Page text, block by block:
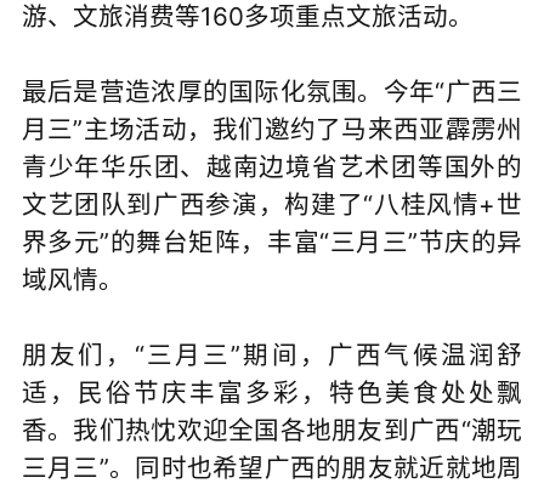
游、文旅消费等160多项重点文旅活动。
最后是营造浓厚的国际化氛围。今年“广西三
月三”主场活动，我们邀约了马来西亚霹雳州
青少年华乐团、越南边境省艺术团等国外的
文艺团队到广西参演，构建了“八桂风情+世
界多元”的舞台矩阵，丰富“三月三”节庆的异
域风情。
朋友们，“三月三”期间，广西气候温润舒
适，民俗节庆丰富多彩，特色美食处处飘
香。我们热忱欢迎全国各地朋友到广西“潮玩
三月三”。同时也希望广西的朋友就近就地周